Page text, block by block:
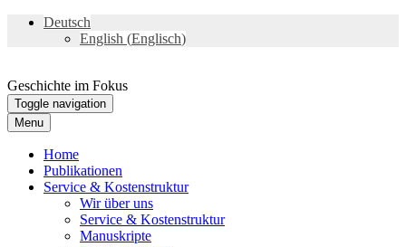
Deutsch
English (Englisch)
Geschichte im Fokus
Toggle navigation
Menu
Home
Publikationen
Service & Kostenstruktur
Wir über uns
Service & Kostenstruktur
Manuskripte